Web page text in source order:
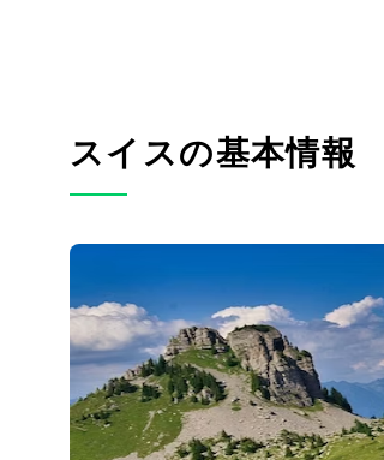
スイスの基本情報